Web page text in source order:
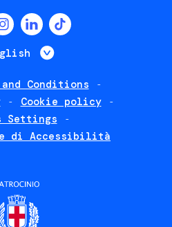
List additional
and Conditions
Cookie policy
Settings
di Accessibilità